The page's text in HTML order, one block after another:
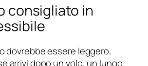
consigliato in
dovrebbe essere leggero,
arrivi dopo un volo, un lungo